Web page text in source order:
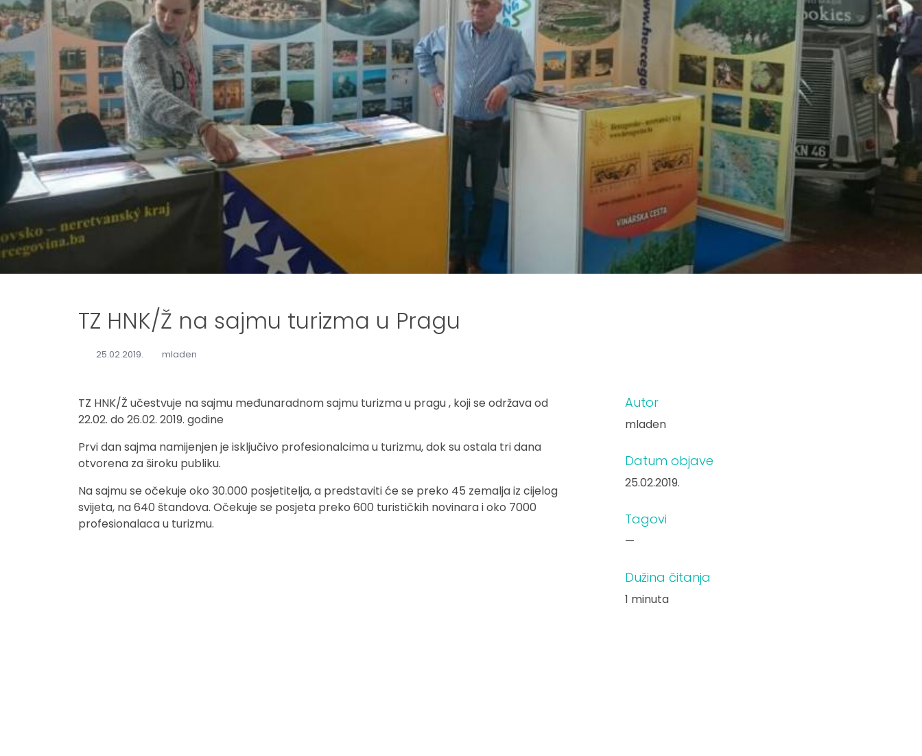
TZ HNK/Ž na sajmu turizma u Pragu
25.02.2019. mladen
TZ HNK/Ž učestvuje na sajmu međunaradnom sajmu turizma u pragu , koji se održava od
22.02. do 26.02. 2019. godine
Prvi dan sajma namijenjen je isključivo profesionalcima u turizmu, dok su ostala tri dana
otvorena za široku publiku.
Na sajmu se očekuje oko 30.000 posjetitelja, a predstaviti će se preko 45 zemalja iz cijelog
svijeta, na 640 štandova. Očekuje se posjeta preko 600 turističkih novinara i oko 7000
profesionalaca u turizmu.
Autor
mladen
Datum objave
25.02.2019.
Tagovi
—
Dužina čitanja
1 minuta